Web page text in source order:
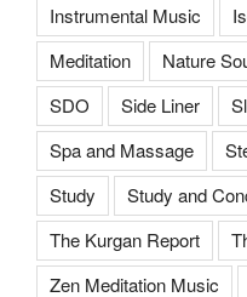
Instrumental Music
Meditation
Nature
SDO
Side Liner
Spa and Massage
Study
Study and
The Kurgan Report
Zen Meditation Music